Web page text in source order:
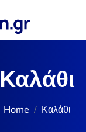
Καλάθι
Home Καλάθι